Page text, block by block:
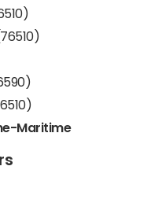
Maritime